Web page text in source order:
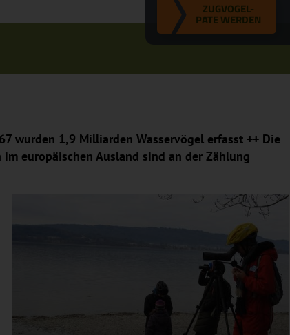
ZUGVOGEL-
PATE WERDEN
wurden 1,9 Milliarden Wasservögel erfasst ++ Die
europäischen Ausland sind an der Zählung